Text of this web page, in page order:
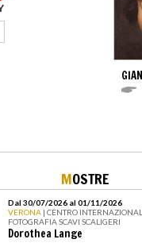
MOSTRE
Dal 30/07/2026 al 01/11/2026
VERONA | CENTRO
FOTOGRAFIA SCAVI SCALIGERI
Dorothea Lange